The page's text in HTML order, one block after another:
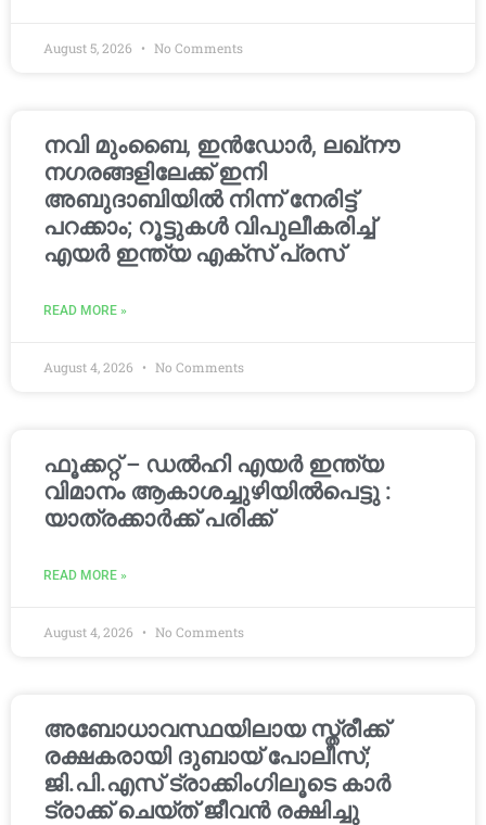
August 5, 2026 No Comments
നവി മുംബൈ, ഇൻഡോർ, ലഖ്നൗ
നഗരങ്ങളിലേക്ക് ഇനി
അബുദാബിയിൽ നിന്ന് നേരിട്ട്
പറക്കാം; റൂട്ടുകൾ വിപുലീകരിച്ച്
എയർ ഇന്ത്യ എക്സ് പ്രസ്
READ MORE »
August 4, 2026 No Comments
ഫൂക്കറ്റ് – ഡൽഹി എയര്‍ ഇന്ത്യ
വിമാനം ആകാശച്ചുഴിയില്‍പെട്ടു :
യാത്രക്കാര്‍ക്ക് പരിക്ക്
READ MORE »
August 4, 2026 No Comments
അബോധാവസ്ഥയിലായ സ്ത്രീക്ക്
രക്ഷകരായി ദുബായ് പോലീസ്;
ജി.പി.എസ് ട്രാക്കിംഗിലൂടെ കാർ
ട്രാക്ക് ചെയ്ത് ജീവൻ രക്ഷിച്ചു